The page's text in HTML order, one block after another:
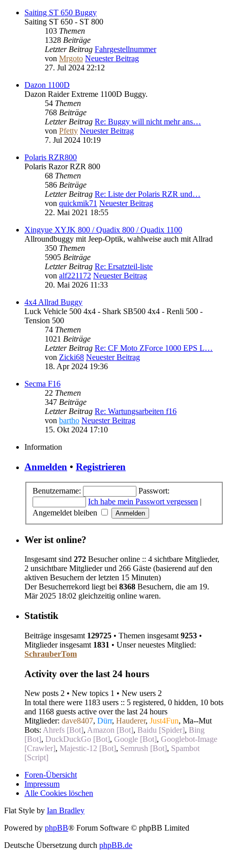
Saiting ST 650 Buggy
Saiting ST 650 - ST 800
103 Themen
1328 Beiträge
Letzter Beitrag Fahrgestellnummer
von Mrgoto Neuester Beitrag
27. Jul 2024 22:12
Dazon 1100D
Dazon Raider Extreme 1100D Buggy.
54 Themen
768 Beiträge
Letzter Beitrag Re: Buggy will nicht mehr ans…
von Pfetty Neuester Beitrag
7. Jul 2024 10:19
Polaris RZR800
Polaris Razor RZR 800
68 Themen
586 Beiträge
Letzter Beitrag Re: Liste der Polaris RZR und…
von quickmik71 Neuester Beitrag
22. Mai 2021 18:55
Xingyue XYJK 800 / Quadix 800 / Quadix 1100
Allroundbuggy mit Jeep-Optik, wahlweise auch mit Allrad
350 Themen
5905 Beiträge
Letzter Beitrag Re: Ersatzteil-liste
von alf221172 Neuester Beitrag
20. Mai 2026 11:33
4x4 Allrad Buggy
Luck Vehicle 500 4x4 - Shark SB500 4x4 - Renli 500 -
Tension 500
74 Themen
1021 Beiträge
Letzter Beitrag Re: CF Moto ZForce 1000 EPS L…
von Zicki68 Neuester Beitrag
18. Apr 2024 19:36
Secma F16
22 Themen
347 Beiträge
Letzter Beitrag Re: Wartungsarbeiten f16
von bartho Neuester Beitrag
15. Okt 2024 17:10
Information
Anmelden • Registrieren
Benutzername:
Passwort:
Ich habe mein Passwort vergessen |
Angemeldet bleiben
Wer ist online?
Insgesamt sind 272 Besucher online :: 4 sichtbare Mitglieder,
2 unsichtbare Mitglieder und 266 Gäste (basierend auf den
aktiven Besuchern der letzten 15 Minuten)
Der Besucherrekord liegt bei 8368 Besuchern, die am 19.
Mär 2025 18:02 gleichzeitig online waren.
Statistik
Beiträge insgesamt 129725 • Themen insgesamt 9253 •
Mitglieder insgesamt 1831 • Unser neuestes Mitglied:
SchrauberTom
Activity over the last 24 hours
New posts 2 • New topics 1 • New users 2
In total there were 1183 users :: 5 registered, 0 hidden, 10 bots
and 1168 guests active over the last 24 hours
Mitglieder: dave8407, Dürr, Hauderer, Just4Fun, Ma--Mut
Bots: Ahrefs [Bot], Amazon [Bot], Baidu [Spider], Bing
[Bot], DuckDuckGo [Bot], Google [Bot], Googlebot-Image
[Crawler], Majestic-12 [Bot], Semrush [Bot], Spambot
[Script]
Foren-Übersicht
Impressum
Alle Cookies löschen
Flat Style by Ian Bradley
Powered by phpBB® Forum Software © phpBB Limited
Deutsche Übersetzung durch phpBB.de